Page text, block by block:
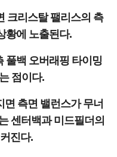
크리스탈 팰리스의 측
황에 노출된다.
풀백 오버래핑 타이밍
점이다.
측면 밸런스가 무너
센터백과 미드필더의
진다.